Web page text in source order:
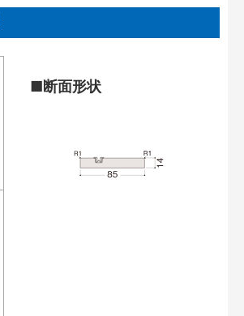
■断面形状